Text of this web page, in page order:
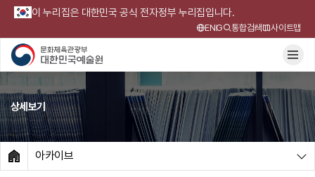
이 누리집은 대한민국 공식 전자정부 누리집입니다.
ENG 통합검색 사이트맵
상세보기
HOME
아카이브